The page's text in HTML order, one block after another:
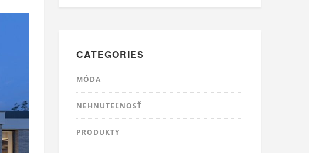
CATEGORIES
MÓDA
NEHNUTEĽNOSŤ
PRODUKTY